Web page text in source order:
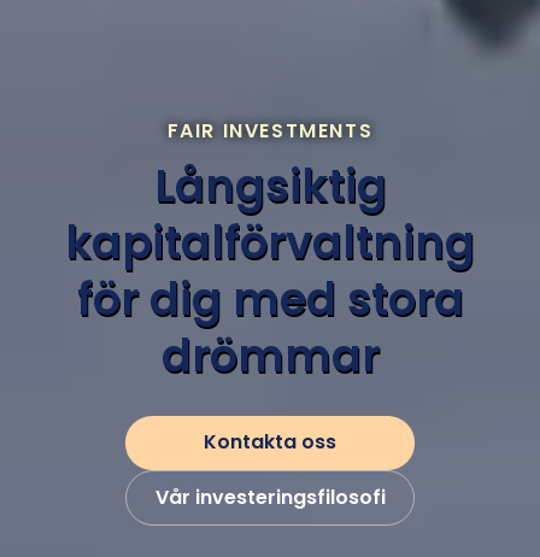
FAIR INVESTMENTS
Långsiktig
kapitalförvaltning
för dig med stora
drömmar
Kontakta oss
Vår investeringsfilosofi